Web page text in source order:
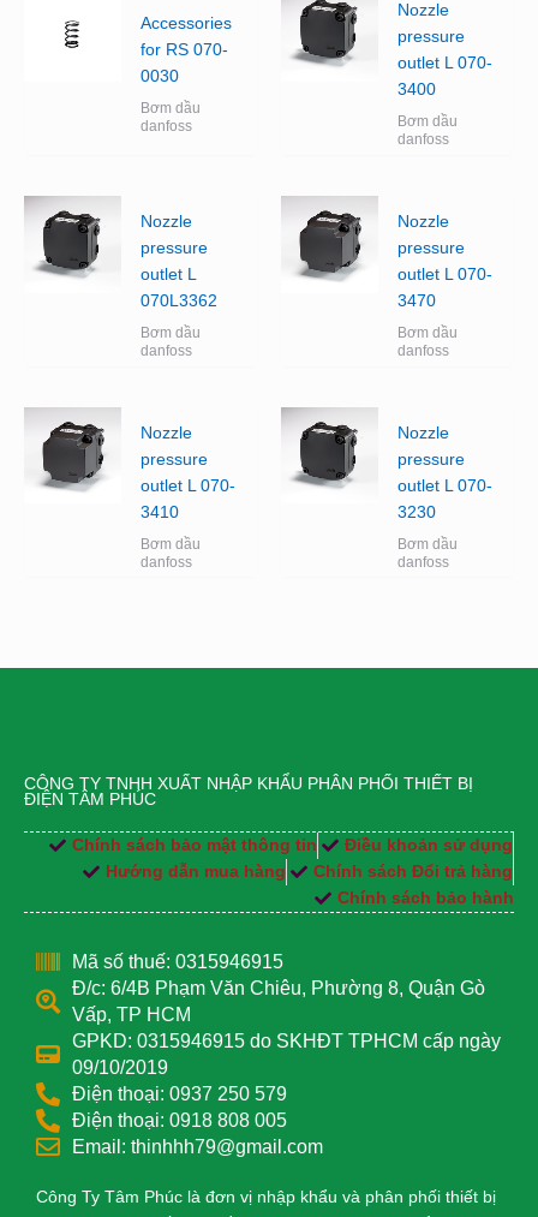
Accessories
for RS 070-
0030
Bơm dầu
danfoss
Nozzle
pressure
outlet L 070-
3400
Bơm dầu
danfoss
Nozzle
pressure
outlet L
070L3362
Bơm dầu
danfoss
Nozzle
pressure
outlet L 070-
3470
Bơm dầu
danfoss
Nozzle
pressure
outlet L 070-
3410
Bơm dầu
danfoss
Nozzle
pressure
outlet L 070-
3230
Bơm dầu
danfoss
CÔNG TY TNHH XUẤT NHẬP KHẨU PHÂN PHỐI THIẾT BỊ
ĐIỆN TÂM PHÚC
Chính sách bảo mật thông tin
Điều khoản sử dụng
Hướng dẫn mua hàng
Chính sách Đổi trả hàng
Chính sách bảo hành
Mã số thuế: 0315946915
Đ/c: 6/4B Phạm Văn Chiêu, Phường 8, Quận Gò
Vấp, TP HCM
GPKD: 0315946915 do SKHĐT TPHCM cấp ngày
09/10/2019
Điện thoại: 0937 250 579
Điện thoại: 0918 808 005
Email: thinhhh79@gmail.com
Công Ty Tâm Phúc là đơn vị nhập khẩu và phân phối thiết bị